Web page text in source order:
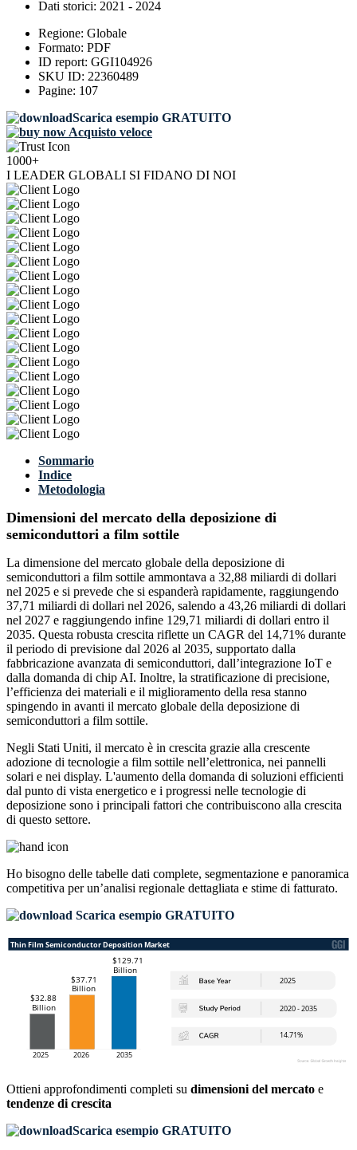
Dati storici: 2021 - 2024
Regione: Globale
Formato: PDF
ID report: GGI104926
SKU ID: 22360489
Pagine: 107
Scarica esempio GRATUITO
Acquisto veloce
1000+
I LEADER GLOBALI SI FIDANO DI NOI
Sommario
Indice
Metodologia
Dimensioni del mercato della deposizione di
semiconduttori a film sottile
La dimensione del mercato globale della deposizione di
semiconduttori a film sottile ammontava a 32,88 miliardi di dollari
nel 2025 e si prevede che si espanderà rapidamente, raggiungendo
37,71 miliardi di dollari nel 2026, salendo a 43,26 miliardi di dollari
nel 2027 e raggiungendo infine 129,71 miliardi di dollari entro il
2035. Questa robusta crescita riflette un CAGR del 14,71% durante
il periodo di previsione dal 2026 al 2035, supportato dalla
fabbricazione avanzata di semiconduttori, dall’integrazione IoT e
dalla domanda di chip AI. Inoltre, la stratificazione di precisione,
l’efficienza dei materiali e il miglioramento della resa stanno
spingendo in avanti il ​​mercato globale della deposizione di
semiconduttori a film sottile.
Negli Stati Uniti, il mercato è in crescita grazie alla crescente
adozione di tecnologie a film sottile nell’elettronica, nei pannelli
solari e nei display. L'aumento della domanda di soluzioni efficienti
dal punto di vista energetico e i progressi nelle tecnologie di
deposizione sono i principali fattori che contribuiscono alla crescita
di questo settore.
Ho bisogno delle tabelle dati complete, segmentazione e panoramica
competitiva per un’analisi regionale dettagliata e stime di fatturato.
Scarica esempio GRATUITO
Ottieni approfondimenti completi su dimensioni del mercato e
tendenze di crescita
Scarica esempio GRATUITO